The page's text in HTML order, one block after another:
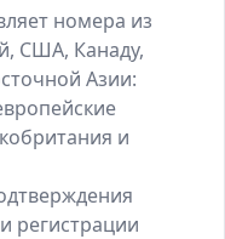
номера из
США, Канаду,
Азии:
и
регистрации